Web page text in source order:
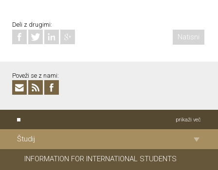
Deli z drugimi:
Natisni
Poveži se z nami:
prikaži več
Študij
INFORMATION FOR INTERNATIONAL STUDENTS